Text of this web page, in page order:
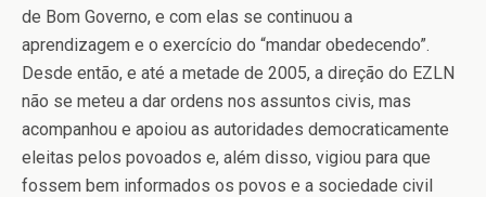
de Bom Governo, e com elas se continuou a
aprendizagem e o exercício do “mandar obedecendo”.
Desde então, e até a metade de 2005, a direção do EZLN
não se meteu a dar ordens nos assuntos civis, mas
acompanhou e apoiou as autoridades democraticamente
eleitas pelos povoados e, além disso, vigiou para que
fossem bem informados os povos e a sociedade civil